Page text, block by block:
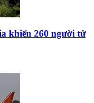
khiến 260 người tử